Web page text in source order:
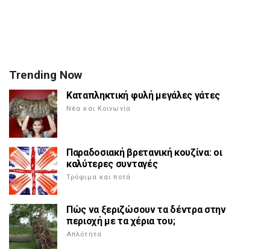
Trending Now
Καταπληκτική φυλή μεγάλες γάτες
Νέα και Κοινωνία
Παραδοσιακή βρετανική κουζίνα: οι
καλύτερες συνταγές
Τρόφιμα και ποτά
Πώς να ξεριζώσουν τα δέντρα στην
περιοχή με τα χέρια του;
Απλότητα